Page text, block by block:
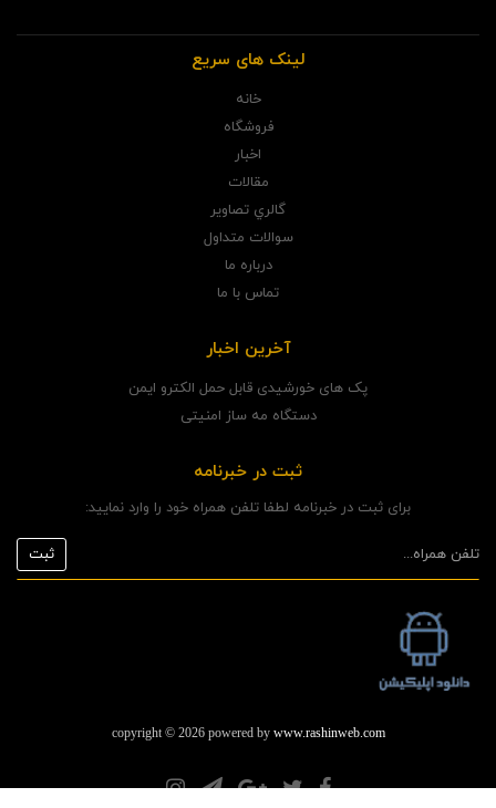
لینک های سریع
خانه
فروشگاه
اخبار
مقالات
گالري تصاوير
سوالات متداول
درباره ما
تماس با ما
آخرین اخبار
پک های خورشیدی قابل حمل الکترو ایمن
دستگاه مه ساز امنیتی
ثبت در خبرنامه
برای ثبت در خبرنامه لطفا تلفن همراه خود را وارد نمایید:
copyright © 2026 powered by www.rashinweb.com